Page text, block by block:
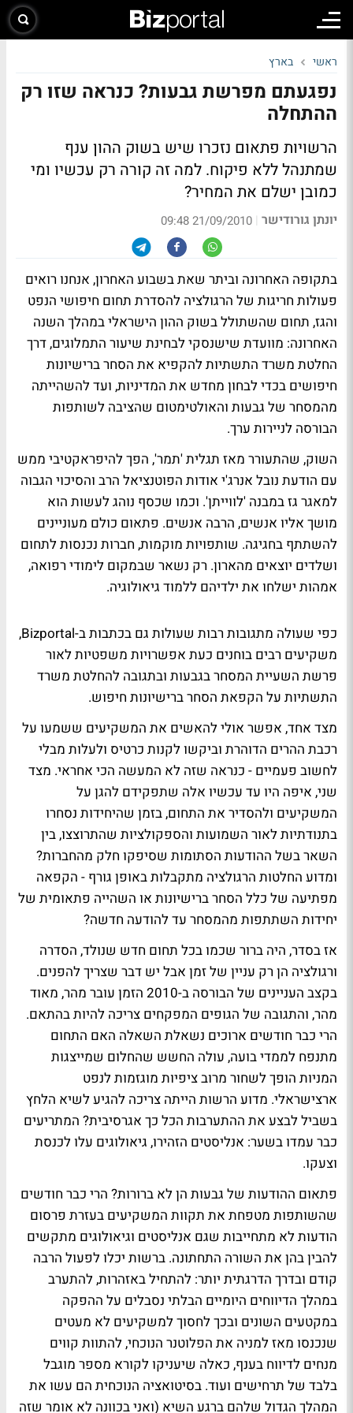
ראשי בארץ
נפגעתם מפרשת גבעות? כנראה שזו רק
ההתחלה
הרשויות פתאום נזכרו שיש בשוק ההון ענף
שמתנהל ללא פיקוח. למה זה קורה רק עכשיו ומי
כמובן ישלם את המחיר?
יונתן גורודישר |
21/09/2010 09:48
בתקופה האחרונה וביתר שאת בשבוע האחרון, אנחנו רואים
פעולות חריגות של הרגולציה להסדרת תחום חיפושי הנפט
והגז, תחום שהשתולל בשוק ההון הישראלי במהלך השנה
האחרונה: מוועדת שישנסקי לבחינת שיעור התמלוגים, דרך
החלטת משרד התשתיות להקפיא את הסחר ברישיונות
חיפושים בכדי לבחון מחדש את המדיניות, ועד להשהייתה
מהמסחר של גבעות והאולטימטום שהציבה לשותפות
הבורסה לניירות ערך.
השוק, שהתעורר מאז תגלית 'תמר', הפך להיפראקטיבי ממש
עם הודעת נובל אנרג'י אודות הפוטנציאל הרב והסיכוי הגבוה
למאגר גז במבנה 'לווייתן'. וכמו שכסף נוהג לעשות הוא
מושך אליו אנשים, הרבה אנשים. פתאום כולם מעוניינים
להשתתף בחגיגה. שותפויות מוקמות, חברות נכנסות לתחום
ושלדים יוצאים מהארון. רק נשאר שבמקום לימודי רפואה,
אמהות ישלחו את ילדיהם ללמוד גיאולוגיה.
כפי שעולה מתגובות רבות שעולות גם בכתבות ב-Bizportal,
משקיעים רבים בוחנים כעת אפשרויות משפטיות לאור
פרשת השעיית המסחר בגבעות ובתגובה להחלטת משרד
התשתיות על הקפאת הסחר ברישיונות חיפוש.
מצד אחד, אפשר אולי להאשים את המשקיעים ששמעו על
רכבת ההרים הדוהרת וביקשו לקנות כרטיס ולעלות מבלי
לחשוב פעמיים - כנראה שזה לא המעשה הכי אחראי. מצד
שני, איפה היו עד עכשיו אלה שתפקידם להגן על
המשקיעים ולהסדיר את התחום, בזמן שהיחידות נסחרו
בתנודתיות לאור השמועות והספקולציות שהתרוצצו, בין
השאר בשל ההודעות הסתומות שסיפקו חלק מהחברות?
ומדוע החלטות הרגולציה מתקבלות באופן גורף - הקפאה
מפתיעה של כלל הסחר ברישיונות או השהייה פתאומית של
יחידות השתתפות מהמסחר עד להודעה חדשה?
אז בסדר, היה ברור שכמו בכל תחום חדש שנולד, הסדרה
ורגולציה הן רק עניין של זמן אבל יש דבר שצריך להפנים.
בקצב העניינים של הבורסה ב-2010 הזמן עובר מהר, מאוד
מהר, והתגובה של הגופים המפקחים צריכה להיות בהתאם.
הרי כבר חודשים ארוכים נשאלת השאלה האם התחום
מתנפח לממדי בועה, עולה החשש שהחלום שמייצגות
המניות הופך לשחור מרוב ציפיות מוגזמות לנפט
ארצישראלי. מדוע הרשות הייתה צריכה להגיע לשיא הלחץ
בשביל לבצע את ההתערבות הכל כך אגרסיבית? המתריעים
כבר עמדו בשער: אנליסטים הזהירו, גיאולוגים עלו לכנסת
וצעקו.
פתאום ההודעות של גבעות הן לא ברורות? הרי כבר חודשים
שהשותפות מטפחת את תקוות המשקיעים בעזרת פרסום
הודעות לא מתחייבות שגם אנליסטים וגיאולוגים מתקשים
להבין בהן את השורה התחתונה. ברשות יכלו לפעול הרבה
קודם ובדרך הדרגתית יותר: להתחיל באזהרות, להתערב
במהלך הדיווחים היומיים הבלתי נסבלים על ההפקה
במקטעים השונים ובכך לחסוך למשקיעים לא מעטים
שנכנסו מאז למניה את הפלוטנר הנוכחי, להתוות קווים
מנחים לדיווח בענף, כאלה שיעניקו לקורא מספר מוגבל
בלבד של תרחישים ועוד. בסיטואציה הנוכחית הם עשו את
המהלך הגדול שלהם ברגע השיא (ואני בכוונה לא אומר שזה